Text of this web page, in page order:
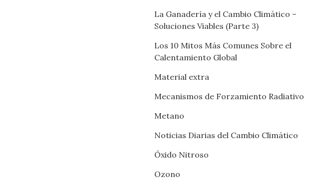
La Ganadería y el Cambio Climático –
Soluciones Viables (Parte 3)
Los 10 Mitos Más Comunes Sobre el
Calentamiento Global
Material extra
Mecanismos de Forzamiento Radiativo
Metano
Noticias Diarias del Cambio Climático
Óxido Nitroso
Ozono